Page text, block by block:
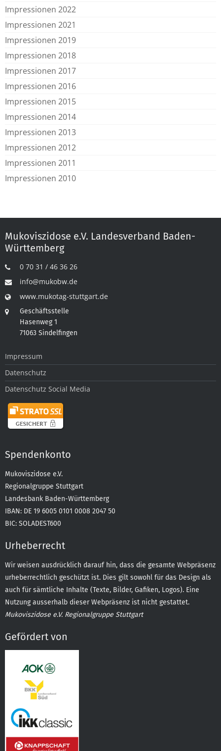
Impressionen 2022
Impressionen 2021
Impressionen 2019
Impressionen 2018
Impressionen 2017
Impressionen 2016
Impressionen 2015
Impressionen 2014
Impressionen 2013
Impressionen 2012
Impressionen 2011
Impressionen 2010
Mukoviszidose e.V. Landesverband Baden-
Württemberg
0 70 31 / 46 36 26
info@mukobw.de
www.mukotag-stuttgart.de
Geschäftsstelle
Hasenweg 1
71063 Sindelfingen
Impressum
Datenschutz
Datenschutz Social Media
Spendenkonto
Mukoviszidose e.V.
Regionalgruppe Stuttgart
Landesbank Baden-Württemberg
IBAN: DE 19 6005 0101 0008 2047 50
BIC: SOLADEST600
Urheberrecht
Wir weisen ausdrücklich darauf hin, dass die gesamte Webpräsenz
urheberrechtlich geschützt ist. Dies gilt sowohl für das Design als
auch für sämtliche Inhalte (Texte, Bilder, Gafiken, Logos). Eine
Nutzung ausserhalb dieser Webpräsenz ist nicht gestattet.
Mukoviszidose e.V. Regionalgruppe Stuttgart
Gefördert von